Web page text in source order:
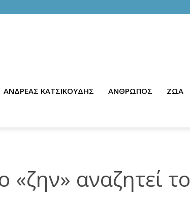
ΑΝΔΡΕΑΣ ΚΑΤΣΙΚΟΥΔΗΣ ΑΝΘΡΩΠΟΣ ΖΩΑ
«ζην» αναζητεί το